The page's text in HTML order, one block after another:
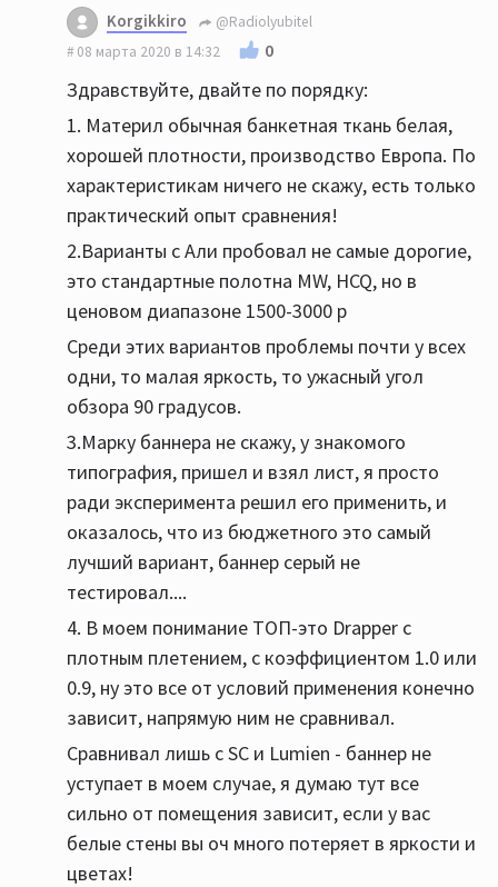
Korgikkiro
@Radiolyubitel
08 марта 2020 в 14:32
0
Здравствуйте, двайте по порядку:
1. Материл обычная банкетная ткань белая,
хорошей плотности, производство Европа. По
характеристикам ничего не скажу, есть только
практический опыт сравнения!
2.Варианты с Али пробовал не самые дорогие,
это стандартные полотна MW, HCQ, но в
ценовом диапазоне 1500-3000 р
Среди этих вариантов проблемы почти у всех
одни, то малая яркость, то ужасный угол
обзора 90 градусов.
3.Марку баннера не скажу, у знакомого
типография, пришел и взял лист, я просто
ради эксперимента решил его применить, и
оказалось, что из бюджетного это самый
лучший вариант, баннер серый не
тестировал....
4. В моем понимание ТОП-это Drapper с
плотным плетением, с коэффициентом 1.0 или
0.9, ну это все от условий применения конечно
зависит, напрямую ним не сравнивал.
Сравнивал лишь с SC и Lumien - баннер не
уступает в моем случае, я думаю тут все
сильно от помещения зависит, если у вас
белые стены вы оч много потеряет в яркости и
цветах!